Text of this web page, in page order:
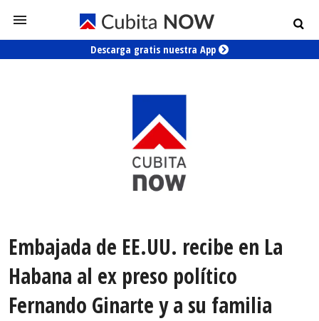
Descarga gratis nuestra App
Embajada de EE.UU. recibe en La
Habana al ex preso político
Fernando Ginarte y a su familia